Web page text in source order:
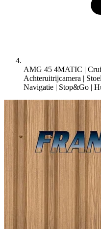
AMG 45 4MATIC |
Achteruitrijcamera |
Navigatie | Stop&Go |